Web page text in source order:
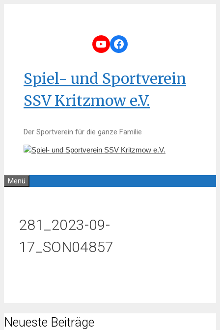
YouTube
Facebook
Spiel- und Sportverein
SSV Kritzmow e.V.
Der Sportverein für die ganze Familie
Menü
281_2023-09-
17_SON04857
Neueste Beiträge